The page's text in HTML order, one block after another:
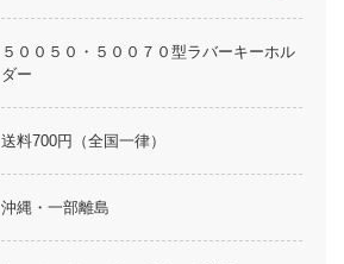
５００５０・５００７０型ラバーキーホル
ダー
送料700円（全国一律）
沖縄・一部離島